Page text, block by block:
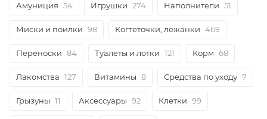
Амуниция 54 Игрушки 274 Наполнители 51
Миски и поилки 98 Когтеточки, лежанки 469
Переноски 84 Туалеты и лотки 121 Корм 68
Лакомства 127 Витамины 8 Средства по уходу 7
Грызуны 11 Аксессуары 92 Клетки 99